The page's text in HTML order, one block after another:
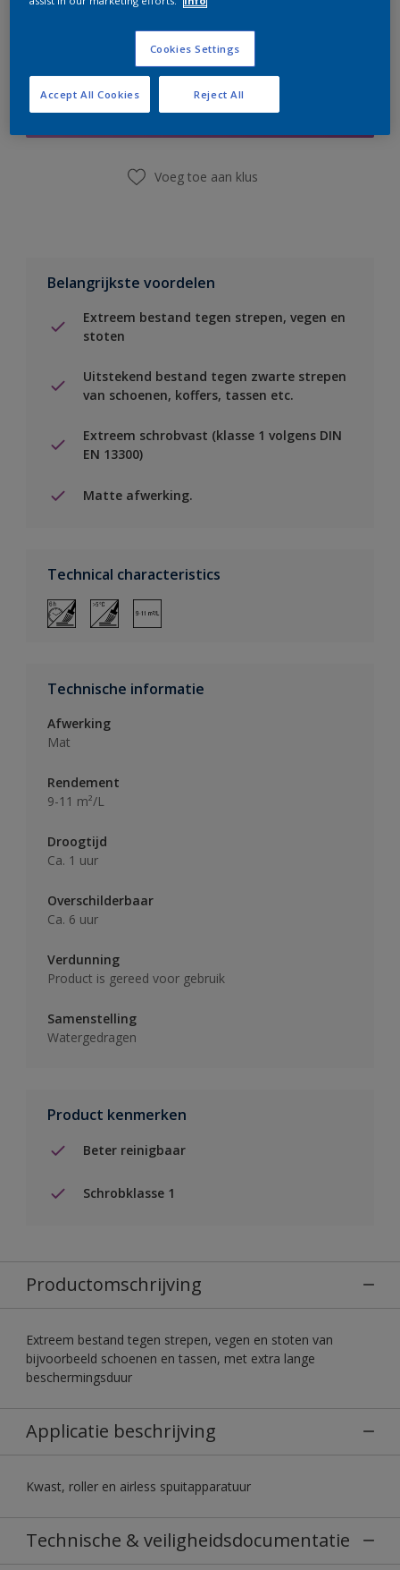
Boodschappenlijst
Vind een winkel
Voeg toe aan klus
Belangrijkste voordelen
Extreem bestand tegen strepen, vegen en
stoten
Uitstekend bestand tegen zwarte strepen
van schoenen, koffers, tassen etc.
Extreem schrobvast (klasse 1 volgens DIN
EN 13300)
Matte afwerking.
Technical characteristics
Technische informatie
Afwerking
Mat
Rendement
9-11 m²/L
Droogtijd
Ca. 1 uur
Overschilderbaar
Ca. 6 uur
Verdunning
Product is gereed voor gebruik
Samenstelling
Watergedragen
Product kenmerken
Beter reinigbaar
Schrobklasse 1
Productomschrijving
Extreem bestand tegen strepen, vegen en stoten van
bijvoorbeeld schoenen en tassen, met extra lange
beschermingsduur
Applicatie beschrijving
Kwast, roller en airless spuitapparatuur
Technische & veiligheidsdocumentatie
Cookies Settings
Reject All
Accept All Cookies